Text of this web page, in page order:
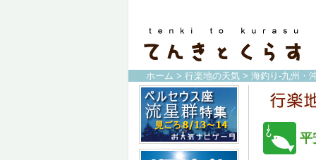
ホーム > 行楽地の天気 > 海釣り-九州・
平